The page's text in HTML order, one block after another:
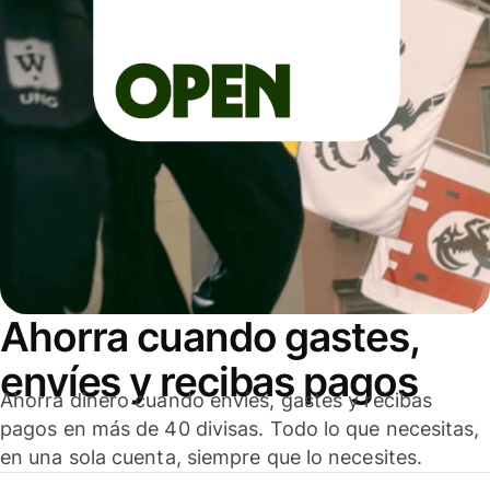
Ahorra cuando gastes,
envíes y recibas pagos
Ahorra dinero cuando envíes, gastes y recibas
pagos en más de 40 divisas. Todo lo que necesitas,
en una sola cuenta, siempre que lo necesites.